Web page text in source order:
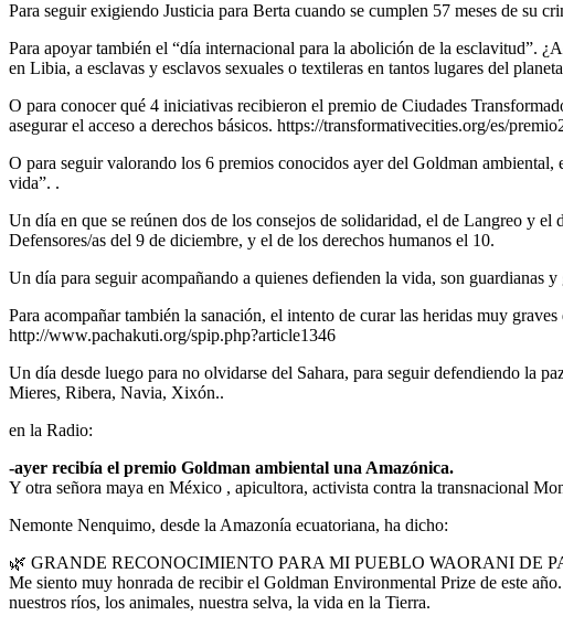
Para seguir exigiendo Justicia para Berta cuando se cumplen 57 meses de su
Para apoyar también el “día internacional para la abolición de la esclavitud”.
en Libia, a esclavas y esclavos sexuales o textileras en tantos lugares del
O para conocer qué 4 iniciativas recibieron el premio de Ciudades
asegurar el acceso a derechos básicos. https://transformativecities.org/es/
O para seguir valorando los 6 premios conocidos ayer del Goldman
vida”. .
Un día en que se reúnen dos de los consejos de solidaridad, el de Langreo y
Defensores/as del 9 de diciembre, y el de los derechos humanos el 10.
Un día para seguir acompañando a quienes defienden la vida, son guardianas
Para acompañar también la sanación, el intento de curar las heridas muy
http://www.pachakuti.org/spip.php?article1346
Un día desde luego para no olvidarse del Sahara, para seguir defendiendo la
Mieres, Ribera, Navia, Xixón..
en la Radio:
-ayer recibía el premio Goldman ambiental una Amazónica.
Y otra señora maya en México , apicultora, activista contra la transnacional
Nemonte Nenquimo, desde la Amazonía ecuatoriana, ha dicho:
🌿 GRANDE RECONOCIMIENTO PARA MI PUEBLO WAORANI DE
Me siento muy honrada de recibir el Goldman Environmental Prize de este
nuestros ríos, los animales, nuestra selva, la vida en la Tierra.